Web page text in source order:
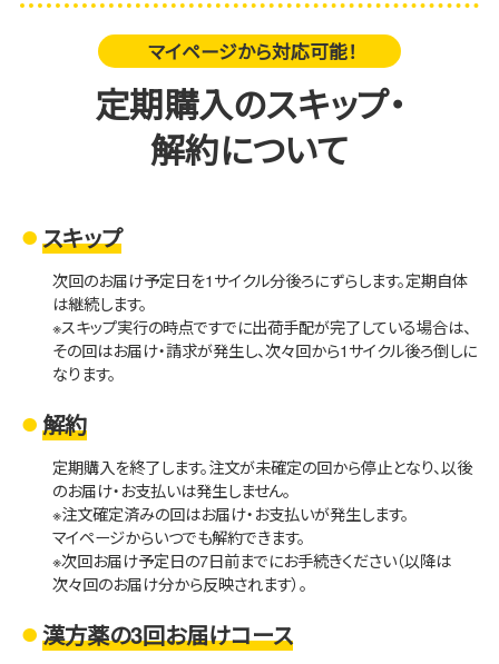
マイページから対応可能！
定期購入のスキップ・
解約について
スキップ
次回のお届け予定日を1サイクル分後ろにずらします。定期自体
は継続します。
※スキップ実行の時点ですでに出荷手配が完了している場合は、
その回はお届け・請求が発生し、次々回から1サイクル後ろ倒しに
なります。
解約
定期購入を終了します。注文が未確定の回から停止となり、以後
のお届け・お支払いは発生しません。
※注文確定済みの回はお届け・お支払いが発生します。
マイページからいつでも解約できます。
※次回お届け予定日の7日前までにお手続きください（以降は
次々回のお届け分から反映されます）。
漢方薬の3回お届けコース